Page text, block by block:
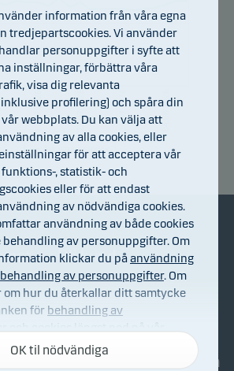
17.07.2026 23.07.2026 29.07.2026 04.08.2026
Avkastningsindex
Bli kund
Köp & sälj
Investerarinformation
information från våra egna
tredjepartscookies. Vi använder
personuppgifter i syfte att
inställningar, förbättra våra
visa dig relevanta
profilering) och spåra din
webbplats. Du kan välja att
av alla cookies, eller
för att acceptera vår
, statistik- och
eller för att endast
av nödvändiga cookies.
användning av både cookies
av personuppgifter. Om
klickar du påanvändning
behandling av personuppgifter. Om
om hur du återkallar ditt samtycke
för behandling av
OK til nödvändiga